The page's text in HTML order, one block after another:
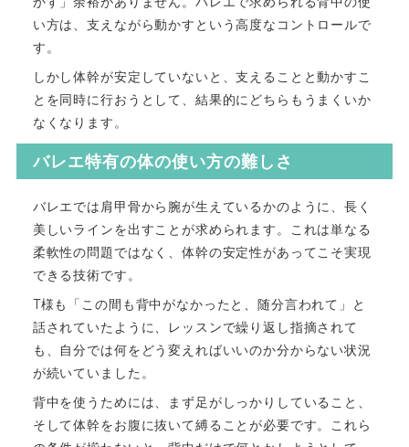
い方は、支えながら動かすという高度なコントロールで
す。
しかし体幹が安定していないと、支えることと動かすこ
とを同時に行おうとして、結果的にどちらもうまくいか
なくなります。
バレエ特有の体の使い方の難しさ
バレエでは肩甲骨から腕が生えているかのように、長く
美しいラインを出すことが求められます。これは単なる
柔軟性の問題ではなく、体幹の安定性があってこそ実現
できる技術です。
T様も「この間も背中がなかったと、随分言われて」と
話されていたように、レッスンで繰り返し指摘されて
も、自分では何をどう変えればいいのか分からない状況
が続いていました。
背中を使うためには、まず足がしっかりしていること、
そして体幹をお腹に抜いて縛ることが必要です。これら